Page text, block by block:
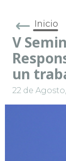
Inicio
V
un
22 de